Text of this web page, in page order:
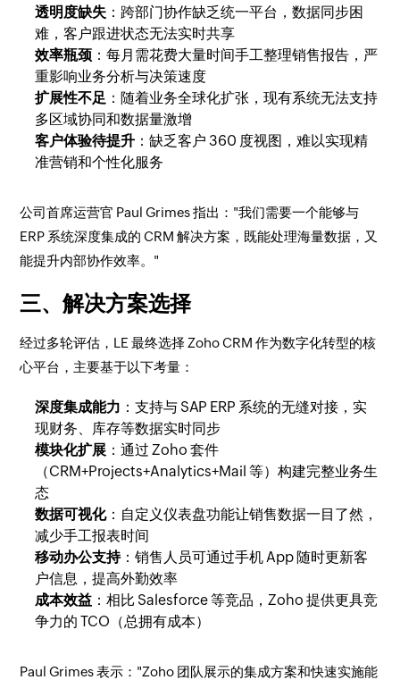
透明度缺失 ：跨部门协作缺乏统一平台，数据同步困
难，客户跟进状态无法实时共享
效率瓶颈 ：每月需花费大量时间手工整理销售报告，严
重影响业务分析与决策速度
扩展性不足 ：随着业务全球化扩张，现有系统无法支持
多区域协同和数据量激增
客户体验待提升 ：缺乏客户 360 度视图，难以实现精
准营销和个性化服务
公司首席运营官 Paul Grimes 指出："我们需要一个能够与
ERP 系统深度集成的 CRM 解决方案，既能处理海量数据，又
能提升内部协作效率。"
三、解决方案选择
经过多轮评估，LE 最终选择 Zoho CRM 作为数字化转型的核
心平台，主要基于以下考量：
深度集成能力 ：支持与 SAP ERP 系统的无缝对接，实
现财务、库存等数据实时同步
模块化扩展 ：通过 Zoho 套件
（CRM+Projects+Analytics+Mail 等）构建完整业务生
态
数据可视化：自定义仪表盘功能让销售数据一目了然，
减少手工报表时间
移动办公支持：销售人员可通过手机 App 随时更新客
户信息，提高外勤效率
成本效益 ：相比 Salesforce 等竞品，Zoho 提供更具竞
争力的 TCO（总拥有成本）
Paul Grimes 表示："Zoho 团队展示的集成方案和快速实施能